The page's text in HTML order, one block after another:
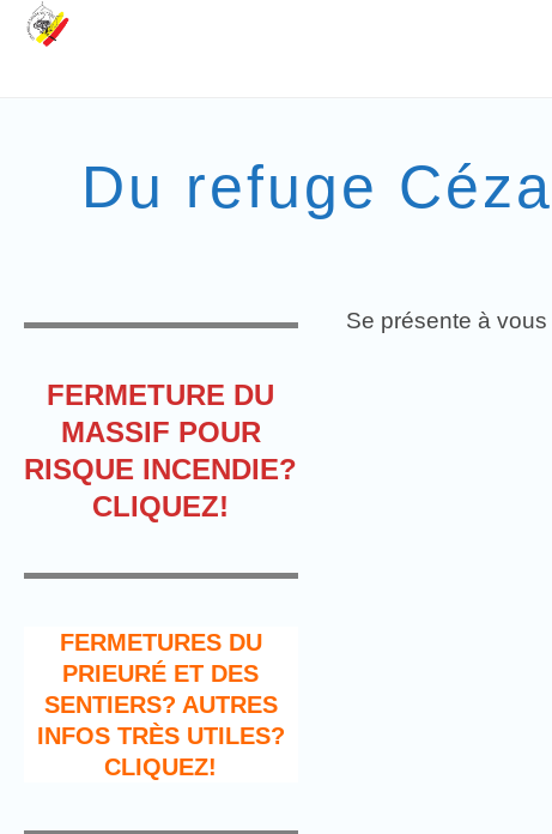
Du refuge
Se présente à
FERMETURE DU
MASSIF POUR
RISQUE INCENDIE?
CLIQUEZ!
FERMETURES DU
PRIEURÉ ET DES
SENTIERS? AUTRES
INFOS TRÈS UTILES?
CLIQUEZ!